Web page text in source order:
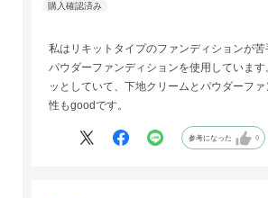
私はリキットタイプのファンディションが苦
パウダーファンディションを使用しています
ッとしていて、下地クリームとパウダーフ
性もgoodです。
参考になった 0